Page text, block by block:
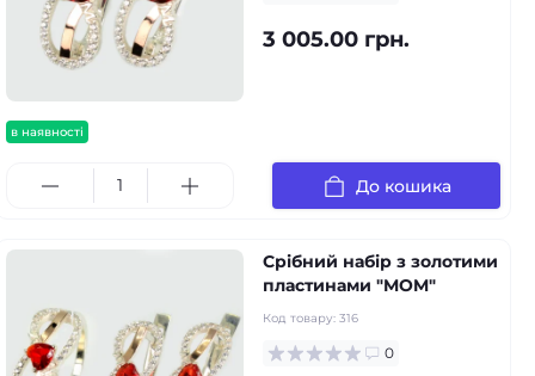
в наявності
3 005.00 грн.
До кошика
Срібний набір з золотими
пластинами "MOM"
Код товару: 316
0